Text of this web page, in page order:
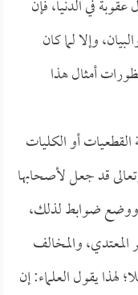
في الدنيا، فإن
وإلا لما كان
أمثال هذا
أو الكليات
قد جعل لأصحابها
ووضع ضوابط لذلك،
المعتدي، والمخالف
لهذا يقول العلماء: إن